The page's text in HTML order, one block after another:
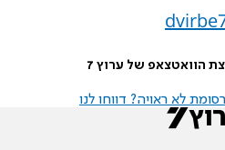
הוואטצאפ של ערוץ 7
לא ראויה? דווחו לנו